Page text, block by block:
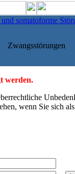
somatoforme
Zwangsstörungen
werden.
wenn Sie sich als